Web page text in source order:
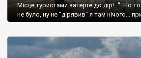
Місце,туристами затерте до дір!..." Но
не було, ну не "дірявив" я там нічого...